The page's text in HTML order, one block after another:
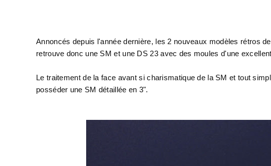
Annoncés depuis l'année dernière, les 2 nouveaux modèles rétros
retrouve donc une SM et une DS 23 avec des moules d'une
Le traitement de la face avant si charismatique de la SM et tout
posséder une SM détaillée en 3".